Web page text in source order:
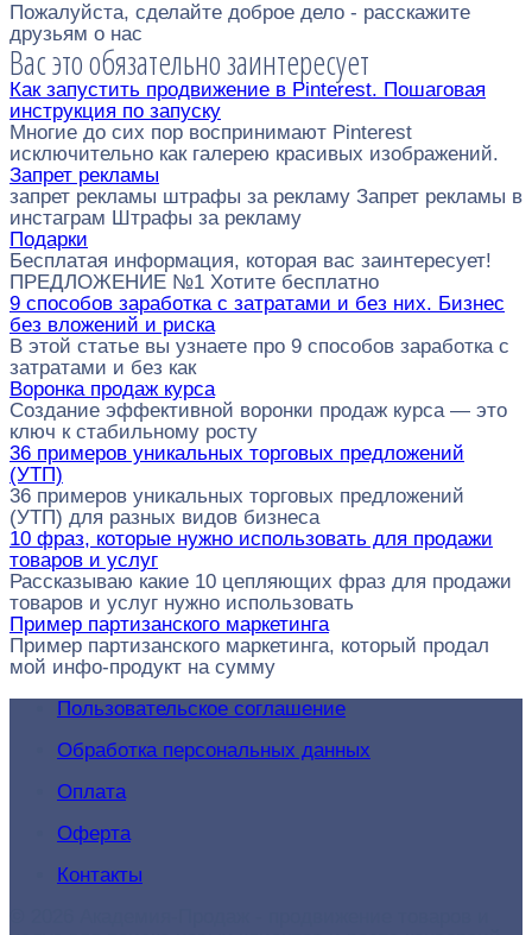
Пожалуйста, сделайте доброе дело - расскажите
друзьям о нас
Вас это обязательно заинтересует
Как запустить продвижение в Pinterest. Пошаговая
инструкция по запуску
Многие до сих пор воспринимают Pinterest
исключительно как галерею красивых изображений.
Запрет рекламы
запрет рекламы штрафы за рекламу Запрет рекламы в
инстаграм Штрафы за рекламу
Подарки
Бесплатая информация, которая вас заинтересует!
ПРЕДЛОЖЕНИЕ №1 Хотите бесплатно
9 способов заработка с затратами и без них. Бизнес
без вложений и риска
В этой статье вы узнаете про 9 способов заработка с
затратами и без как
Воронка продаж курса
Создание эффективной воронки продаж курса — это
ключ к стабильному росту
36 примеров уникальных торговых предложений
(УТП)
36 примеров уникальных торговых предложений
(УТП) для разных видов бизнеса
10 фраз, которые нужно использовать для продажи
товаров и услуг
Рассказываю какие 10 цепляющих фраз для продажи
товаров и услуг нужно использовать
Пример партизанского маркетинга
Пример партизанского маркетинга, который продал
мой инфо-продукт на сумму
Пользовательское соглашение
Обработка персональных данных
Оплата
Оферта
Контакты